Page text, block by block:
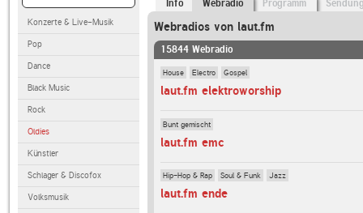
Konzerte & Live-Musik
Pop
Dance
Black Music
Rock
Oldies
Künstler
Schlager & Discofox
Volksmusik
Info Webradio Programm
Webradios von laut.fm
15844 Webradio
House Electro Gospel
laut.fm elektroworship
Bunt gemischt
laut.fm emc
Hip-Hop & Rap Soul & Funk Jazz
laut.fm ende